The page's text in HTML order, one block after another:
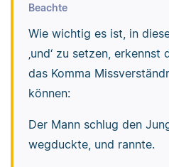
Beachte
Wie wichtig es ist, in
‚und‘ zu setzen,
das Komma
können:
Der Mann schlug den
wegduckte, und rannte.